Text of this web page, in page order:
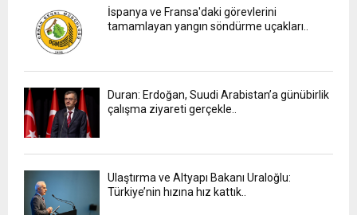
İspanya ve Fransa'daki görevlerini
tamamlayan yangın söndürme uçakları..
Duran: Erdoğan, Suudi Arabistan’a günübirlik
çalışma ziyareti gerçekle..
Ulaştırma ve Altyapı Bakanı Uraloğlu:
Türkiye’nin hızına hız kattık..